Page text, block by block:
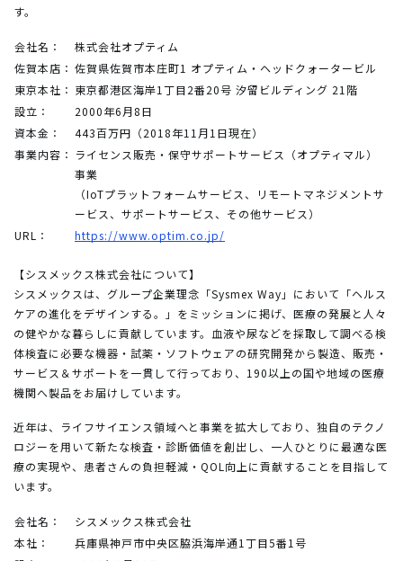
す。
会社名：
株式会社オプティム
佐賀本店： 佐賀県佐賀市本庄町1 オプティム・ヘッドクォータービル
東京本社： 東京都港区海岸1丁目2番20号 汐留ビルディング 21階
設立：
2000年6月8日
資本金：
443百万円（2018年11月1日現在）
事業内容： ライセンス販売・保守サポートサービス（オプティマル）
事業
（IoTプラットフォームサービス、リモートマネジメントサ
ービス、サポートサービス、その他サービス）
URL：
https://www.optim.co.jp/
【シスメックス株式会社について】
シスメックスは、グループ企業理念「Sysmex Way」において「ヘルス
ケアの進化をデザインする。」をミッションに掲げ、医療の発展と人々
の健やかな暮らしに貢献しています。血液や尿などを採取して調べる検
体検査に必要な機器・試薬・ソフトウェアの研究開発から製造、販売・
サービス＆サポートを一貫して行っており、190以上の国や地域の医療
機関へ製品をお届けしています。
近年は、ライフサイエンス領域へと事業を拡大しており、独自のテクノ
ロジーを用いて新たな検査・診断価値を創出し、一人ひとりに最適な医
療の実現や、患者さんの負担軽減・QOL向上に貢献することを目指して
います。
会社名：
シスメックス株式会社
本社：
兵庫県神戸市中央区脇浜海岸通1丁目5番1号